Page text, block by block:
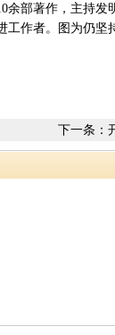
部著作，主持发
作者。图为仍坚
下一条：